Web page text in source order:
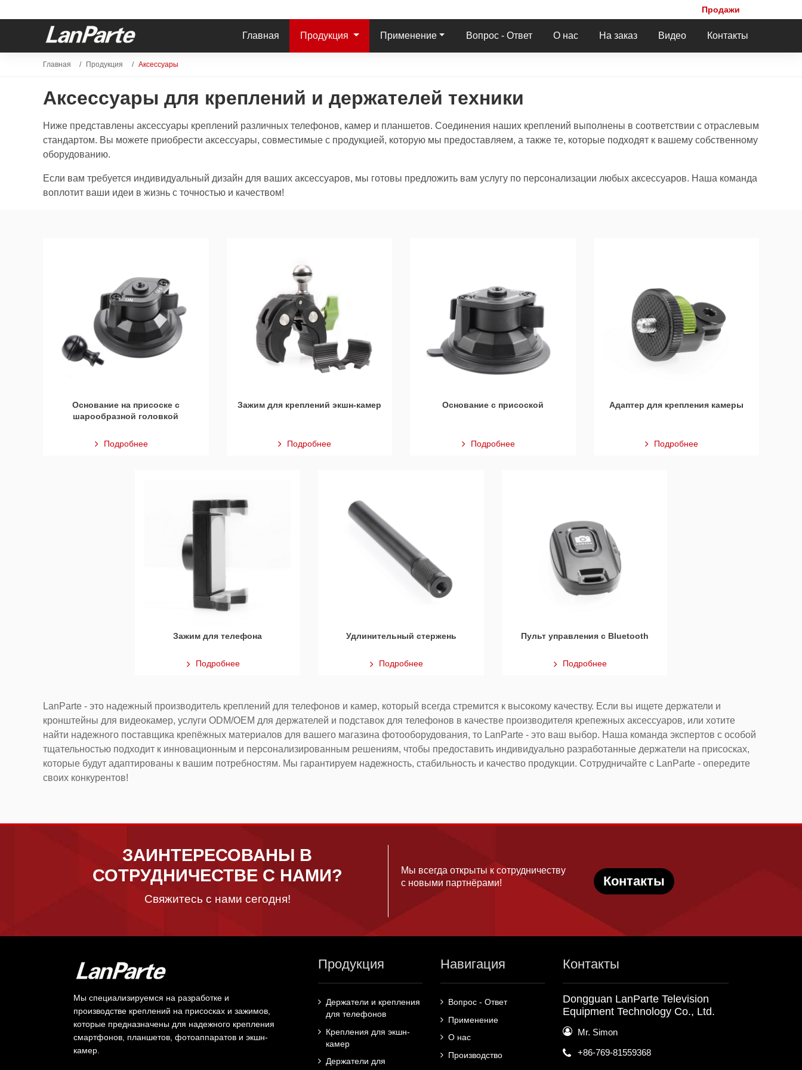
Продажи
Главная Продукция Применение Вопрос - Ответ О нас На заказ Видео Контакты
Главная Продукция Аксессуары
Аксессуары для креплений и держателей техники
Ниже представлены аксессуары креплений различных телефонов, камер и планшетов. Соединения наших креплений выполнены в соответствии с отраслевым
стандартом. Вы можете приобрести аксессуары, совместимые с продукцией, которую мы предоставляем, а также те, которые подходят к вашему собственному
оборудованию.
Если вам требуется индивидуальный дизайн для ваших аксессуаров, мы готовы предложить вам услугу по персонализации любых аксессуаров. Наша команда
воплотит ваши идеи в жизнь с точностью и качеством!
Основание на присоске с
шарообразной головкой
Подробнее
Зажим для креплений экшн-камер
Подробнее
Основание с присоской
Подробнее
Адаптер для крепления камеры
Подробнее
Зажим для телефона
Подробнее
Удлинительный стержень
Подробнее
Пульт управления с Bluetooth
Подробнее
LanParte - это надежный производитель креплений для телефонов и камер, который всегда стремится к высокому качеству. Если вы ищете держатели и
кронштейны для видеокамер, услуги ODM/OEM для держателей и подставок для телефонов в качестве производителя крепежных аксессуаров, или хотите
найти надежного поставщика крепёжных материалов для вашего магазина фотооборудования, то LanParte - это ваш выбор. Наша команда экспертов с особой
тщательностью подходит к инновационным и персонализированным решениям, чтобы предоставить индивидуально разработанные держатели на присосках,
которые будут адаптированы к вашим потребностям. Мы гарантируем надежность, стабильность и качество продукции. Сотрудничайте с LanParte - опередите
своих конкурентов!
ЗАИНТЕРЕСОВАНЫ В
СОТРУДНИЧЕСТВЕ С НАМИ?
Свяжитесь с нами сегодня!
Мы всегда открыты к сотрудничеству
с новыми партнёрами!
Контакты
Мы специализируемся на разработке и
производстве креплений на присосках и зажимов,
которые предназначены для надежного крепления
смартфонов, планшетов, фотоаппаратов и экшн-
камер.
Продукция
Держатели и крепления
для телефонов
Крепления для экшн-
камер
Держатели для
Навигация
Вопрос - Ответ
Применение
О нас
Производство
Контакты
Dongguan LanParte Television
Equipment Technology Co., Ltd.
Mr. Simon
+86-769-81559368